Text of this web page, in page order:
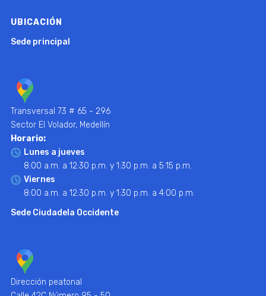
UBICACIÓN
Sede principal
Transversal 73 # 65 - 296
Sector El Volador, Medellín
Horario:
Lunes a jueves
8:00 a.m. a 12:30 p.m. y 1:30 p.m. a 5:15 p.m.
Viernes
8:00 a.m. a 12:30 p.m. y 1:30 p.m. a 4:00 p.m.
Sede Ciudadela Occidente
Dirección peatonal